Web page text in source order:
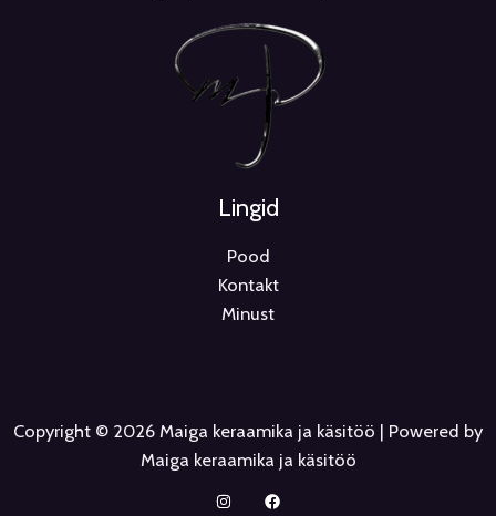
Lingid
Pood
Kontakt
Minust
Copyright © 2026 Maiga keraamika ja käsitöö | Powered by
Maiga keraamika ja käsitöö